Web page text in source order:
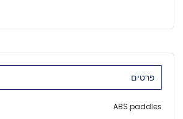
פרטים
ABS paddles